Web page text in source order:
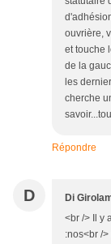
ouvrière,
et touche
de la
les
cherche
Répondre
D Di
<br /> Il y
:nos<br /